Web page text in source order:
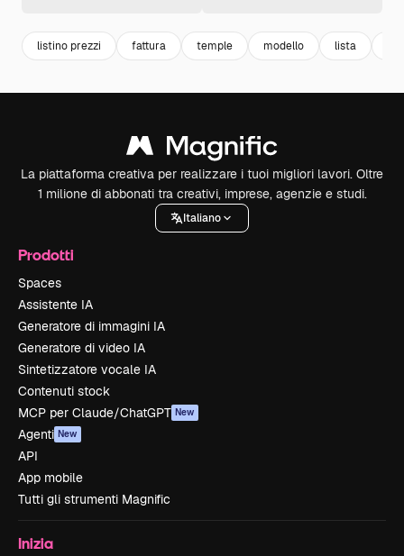
listino prezzi fattura temple modello lista
La piattaforma creativa per realizzare i tuoi migliori lavori. Oltre
1 milione di abbonati tra creativi, imprese, agenzie e studi.
Italiano
Prodotti
Spaces
Assistente IA
Generatore di immagini IA
Generatore di video IA
Sintetizzatore vocale IA
Contenuti stock
MCP per Claude/ChatGPT New
Agenti New
API
App mobile
Tutti gli strumenti Magnific
Inizia